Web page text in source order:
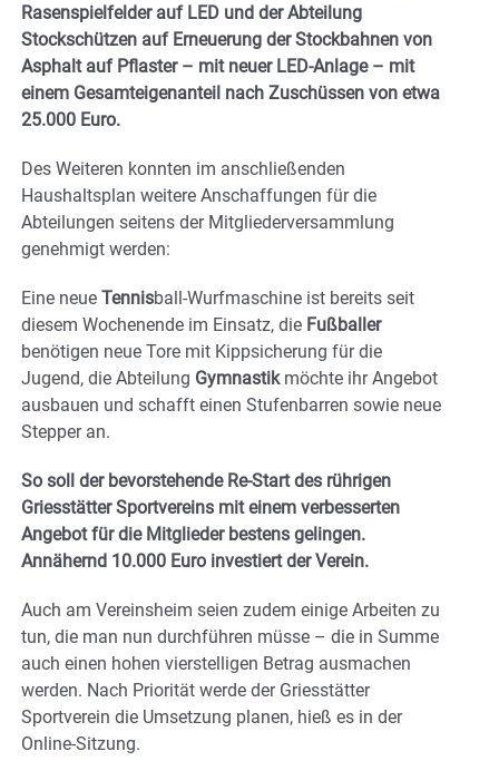
Rasenspielfelder auf LED und der Abteilung
Stockschützen auf Erneuerung der Stockbahnen von
Asphalt auf Pflaster – mit neuer LED-Anlage – mit
einem Gesamteigenanteil nach Zuschüssen von etwa
25.000 Euro.
Des Weiteren konnten im anschließenden
Haushaltsplan weitere Anschaffungen für die
Abteilungen seitens der Mitgliederversammlung
genehmigt werden:
Eine neue Tennisball-Wurfmaschine ist bereits seit
diesem Wochenende im Einsatz, die Fußballer
benötigen neue Tore mit Kippsicherung für die
Jugend, die Abteilung Gymnastikmöchte ihr Angebot
ausbauen und schafft einen Stufenbarren sowie neue
Stepper an.
So soll der bevorstehende Re-Start des rührigen
Griesstätter Sportvereins mit einem verbesserten
Angebot für die Mitglieder bestens gelingen.
Annähernd 10.000 Euro investiert der Verein.
Auch am Vereinsheim seien zudem einige Arbeiten zu
tun, die man nun durchführen müsse – die in Summe
auch einen hohen vierstelligen Betrag ausmachen
werden. Nach Priorität werde der Griesstätter
Sportverein die Umsetzung planen, hieß es in der
Online-Sitzung.